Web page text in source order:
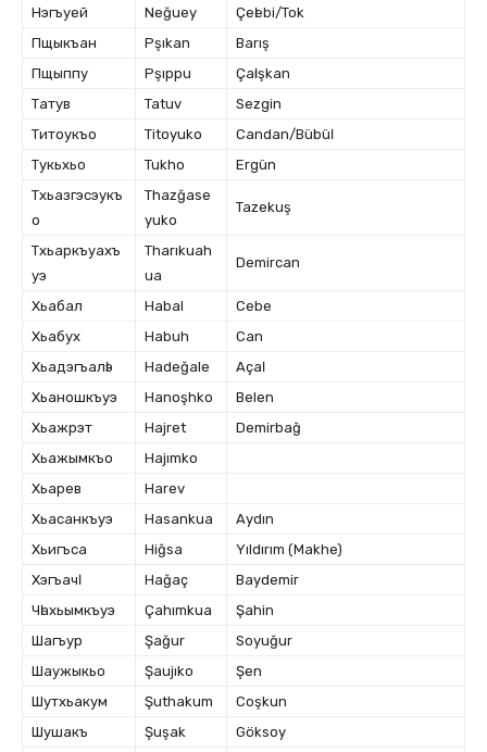
Нэгъуей
Neğuey
Çeӏebi/Tok
Пщыкъан
Pşıkan
Barış
Пщыппу
Pşıppu
Çaӏışkan
Татув
Tatuv
Sezgin
Титоукъо
Titoyuko
Candan/Büӏbüӏ
Тукьхьо
Tukho
Ergün
Тхьазгэсэукъ
о
Thazğase
yuko
Tazekuş
Тхьаркъуахъ
уэ
Tharıkuah
ua
Demircan
Хьабал Habal
Cebe
Хьабух
Habuh
Can
Хьадэгъалӏэ
Hadeğale
Açaӏ
Хьаношкъуэ
Hanoşhko
Belen
Хьажрэт
Hajret
Demirbağ
Хьажымкъо
Hajımko
Хьарев
Harev
Хьасанкъуэ
Hasankua
Aydın
Хьигъса
Hiğsa
Yıldırım (Makhe)
Хэгъачӏ
Hağaç
Baydemir
Чӏахьымкъуэ
Çahımkua
Şahin
Шагъур
Şağur
Soyuğur
Шаужыкьо
Şaujıko
Şen
Шутхьакум
Şuthakum
Coşkun
Шушакъ
Şuşak Göksoy